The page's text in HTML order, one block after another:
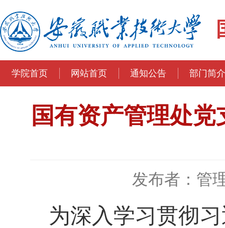
学院首页 网站首页 通知公告 部门简介
国有资产管理处
发布者：管
为深入学习贯彻